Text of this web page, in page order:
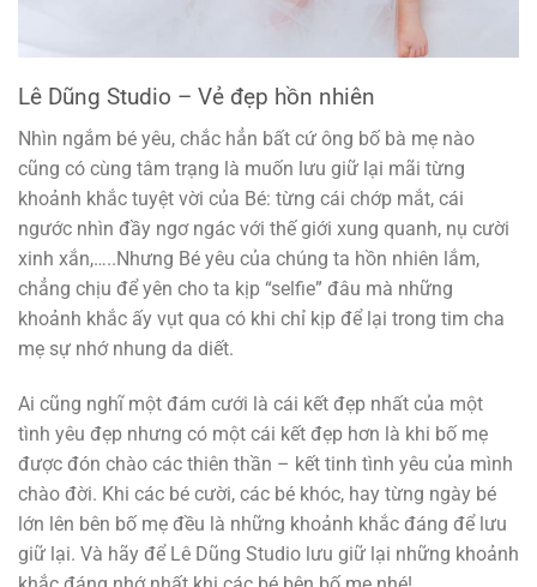
Lê Dũng Studio – Vẻ đẹp hồn nhiên
Nhìn ngắm bé yêu, chắc hẳn bất cứ ông bố bà mẹ nào
cũng có cùng tâm trạng là muốn lưu giữ lại mãi từng
khoảnh khắc tuyệt vời của Bé: từng cái chớp mắt, cái
ngước nhìn đầy ngơ ngác với thế giới xung quanh, nụ cười
xinh xắn,…..Nhưng Bé yêu của chúng ta hồn nhiên lắm,
chẳng chịu để yên cho ta kịp “selfie” đâu mà những
khoảnh khắc ấy vụt qua có khi chỉ kịp để lại trong tim cha
mẹ sự nhớ nhung da diết.
Ai cũng nghĩ một đám cưới là cái kết đẹp nhất của một
tình yêu đẹp nhưng có một cái kết đẹp hơn là khi bố mẹ
được đón chào các thiên thần – kết tinh tình yêu của mình
chào đời. Khi các bé cười, các bé khóc, hay từng ngày bé
lớn lên bên bố mẹ đều là những khoảnh khắc đáng để lưu
giữ lại. Và hãy để Lê Dũng Studio lưu giữ lại những khoảnh